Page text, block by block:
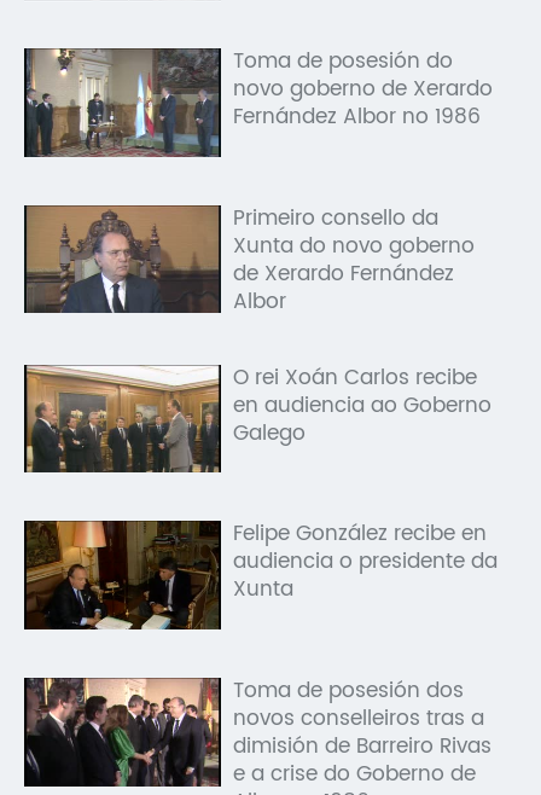
Toma de posesión do
novo goberno de Xerardo
Fernández Albor no 1986
Primeiro consello da
Xunta do novo goberno
de Xerardo Fernández
Albor
O rei Xoán Carlos recibe
en audiencia ao Goberno
Galego
Felipe González recibe en
audiencia o presidente da
Xunta
Toma de posesión dos
novos conselleiros tras a
dimisión de Barreiro Rivas
e a crise do Goberno de